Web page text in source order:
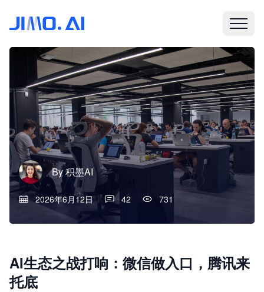
By积墨AI
2026年6月12日 42 731
AI生态之战打响：微信做入口，腾讯来
托底